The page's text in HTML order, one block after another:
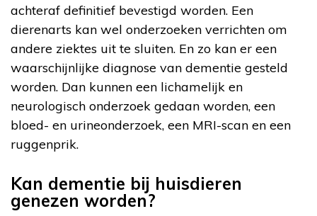
achteraf definitief bevestigd worden. Een
dierenarts kan wel onderzoeken verrichten om
andere ziektes uit te sluiten. En zo kan er een
waarschijnlijke diagnose van dementie gesteld
worden. Dan kunnen een lichamelijk en
neurologisch onderzoek gedaan worden, een
bloed- en urineonderzoek, een MRI-scan en een
ruggenprik.
Kan dementie bij huisdieren
genezen worden?